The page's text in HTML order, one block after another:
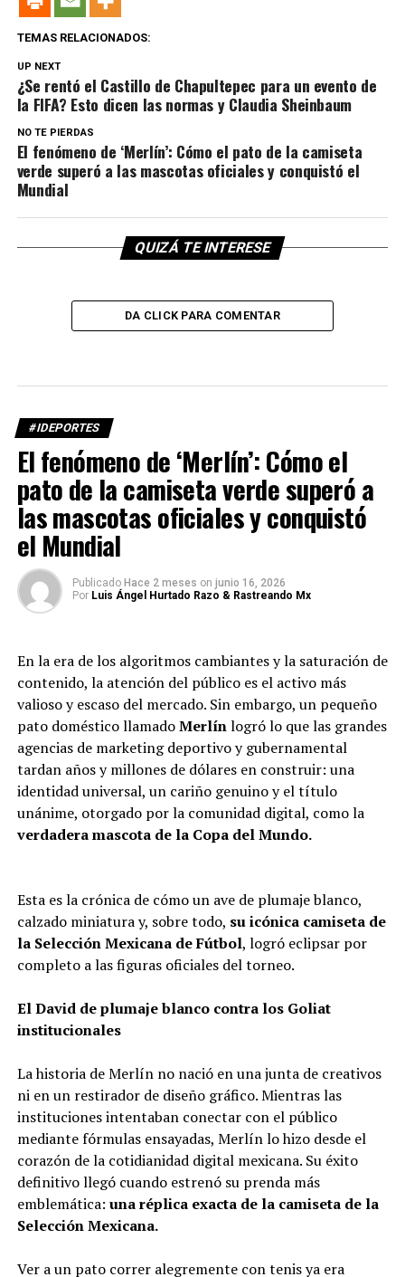
TEMAS RELACIONADOS:
UP NEXT
¿Se rentó el Castillo de Chapultepec para un evento de
la FIFA? Esto dicen las normas y Claudia Sheinbaum
NO TE PIERDAS
El fenómeno de ‘Merlín’: Cómo el pato de la camiseta
verde superó a las mascotas oficiales y conquistó el
Mundial
QUIZÁ TE INTERESE
DA CLICK PARA COMENTAR
#IDEPORTES
El fenómeno de ‘Merlín’: Cómo el
pato de la camiseta verde superó a
las mascotas oficiales y conquistó
el Mundial
Publicado Hace 2 meses on junio 16, 2026
Por Luis Ángel Hurtado Razo & Rastreando Mx
En la era de los algoritmos cambiantes y la saturación de
contenido, la atención del público es el activo más
valioso y escaso del mercado. Sin embargo, un pequeño
pato doméstico llamadoMerlínlogró lo que las grandes
agencias de marketing deportivo y gubernamental
tardan años y millones de dólares en construir: una
identidad universal, un cariño genuino y el título
unánime, otorgado por la comunidad digital, como la
verdadera mascota de la Copa del Mundo.
Esta es la crónica de cómo un ave de plumaje blanco,
calzado miniatura y, sobre todo, su icónica camiseta de
la Selección Mexicana de Fútbol, logró eclipsar por
completo a las figuras oficiales del torneo.
El David de plumaje blanco contra los Goliat
institucionales
La historia de Merlín no nació en una junta de creativos
ni en un restirador de diseño gráfico. Mientras las
instituciones intentaban conectar con el público
mediante fórmulas ensayadas, Merlín lo hizo desde el
corazón de la cotidianidad digital mexicana. Su éxito
definitivo llegó cuando estrenó su prenda más
emblemática: una réplica exacta de la camiseta de la
Selección Mexicana.
Ver a un pato correr alegremente con tenis ya era